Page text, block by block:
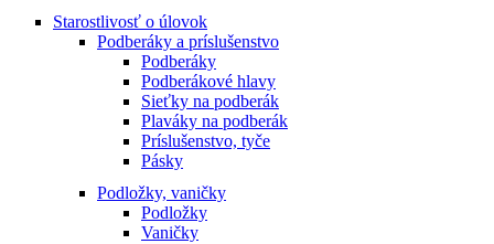
Starostlivosť o úlovok
Podberáky a príslušenstvo
Podberáky
Podberákové hlavy
Sieťky na podberák
Plaváky na podberák
Príslušenstvo, tyče
Pásky
Podložky, vaničky
Podložky
Vaničky